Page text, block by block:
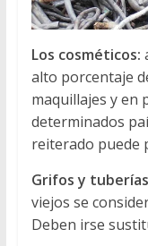
Los cosméticos:
alto porcentaje
maquillajes y en
determinados
reiterado puede
Grifos y
viejos se
Deben irse